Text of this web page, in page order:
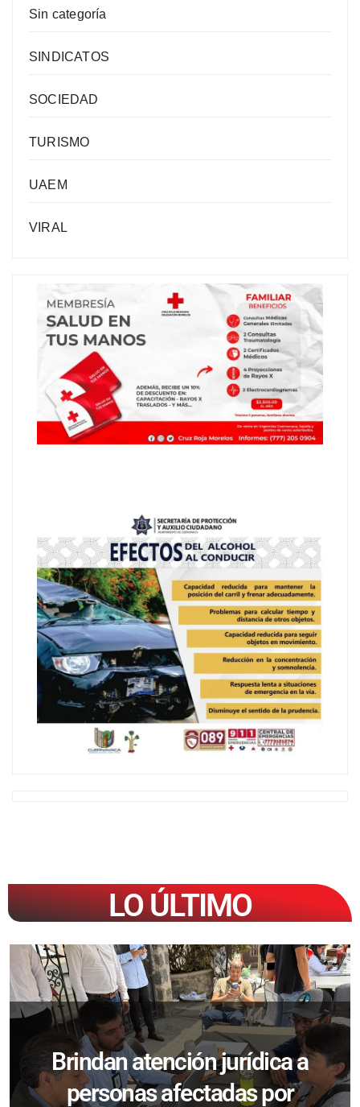
Sin categoría
SINDICATOS
SOCIEDAD
TURISMO
UAEM
VIRAL
LO ÚLTIMO
Brindan atención jurídica a
personas afectadas por